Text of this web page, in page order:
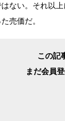
ない。それ以
売価だ。
この記
まだ会員